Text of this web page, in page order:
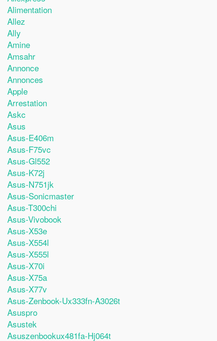
Alimentation
Allez
Ally
Amine
Amsahr
Annonce
Annonces
Apple
Arrestation
Askc
Asus
Asus-E406m
Asus-F75vc
Asus-Gl552
Asus-K72j
Asus-N751jk
Asus-Sonicmaster
Asus-T300chi
Asus-Vivobook
Asus-X53e
Asus-X554l
Asus-X555l
Asus-X70i
Asus-X75a
Asus-X77v
Asus-Zenbook-Ux333fn-A3026t
Asuspro
Asustek
Asuszenbookux481fa-Hj064t